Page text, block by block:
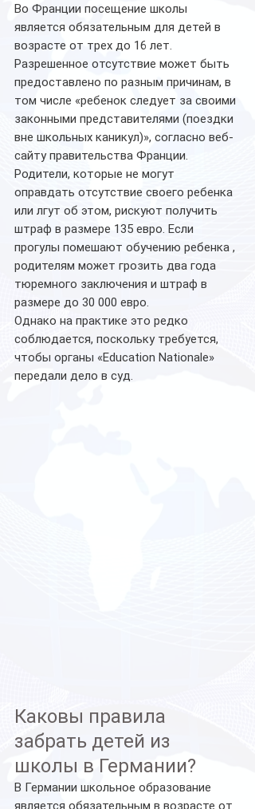
Во Франции посещение школы
является обязательным для детей в
возрасте от трех до 16 лет.
Разрешенное отсутствие может быть
предоставлено по разным причинам, в
том числе «ребенок следует за своими
законными представителями (поездки
вне школьных каникул)», согласно веб-
сайту правительства Франции.
Родители, которые не могут
оправдать отсутствие своего ребенка
или лгут об этом, рискуют получить
штраф в размере 135 евро. Если
прогулы помешают обучению ребенка ,
родителям может грозить два года
тюремного заключения и штраф в
размере до 30 000 евро.
Однако на практике это редко
соблюдается, поскольку требуется,
чтобы органы «Education Nationale»
передали дело в суд.
Каковы правила
забрать детей из
школы в Германии?
В Германии школьное образование
является обязательным в возрасте от